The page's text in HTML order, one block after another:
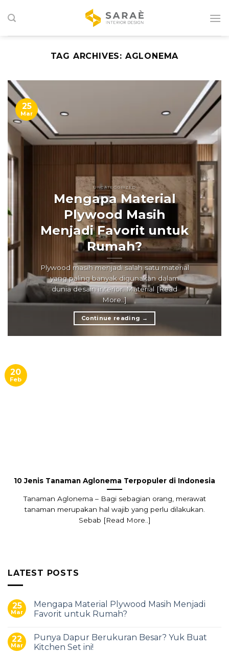
to
TAG ARCHIVES: AGLONEMA
UNCATEGORIZED
Mengapa Material
Plywood Masih
Menjadi Favorit untuk
Rumah?
Plywood masih menjadi salah satu material
yang paling banyak digunakan dalam
dunia desain interior. Material [Read
More..]
Continue reading →
25
Mar
10 Jenis Tanaman Aglonema Terpopuler di Indonesia
Tanaman Aglonema – Bagi sebagian orang, merawat
tanaman merupakan hal wajib yang perlu dilakukan.
Sebab [Read More..]
20
Feb
LATEST POSTS
25
Mar
Mengapa Material Plywood Masih Menjadi
Favorit untuk Rumah?
22
Mar
Punya Dapur Berukuran Besar? Yuk Buat
Kitchen Set ini!